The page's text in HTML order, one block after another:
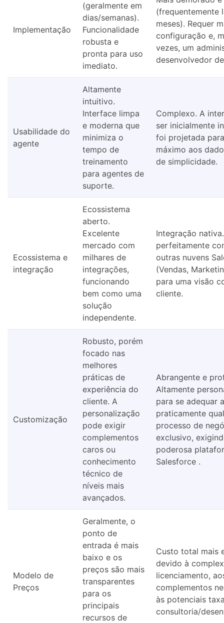
Implementação
(geralmente em
dias/semanas).
Funcionalidade
robusta e
pronta para uso
imediato.
(frequentemente
meses). Requer
configuração e,
vezes, um
desenvolvedor
Usabilidade do
agente
Altamente
intuitivo.
Interface limpa
e moderna que
minimiza o
tempo de
treinamento
para agentes de
suporte.
Complexo. A
ser inicialmente
foi projetada
máximo aos
de simplicidade.
Ecossistema e
integração
Ecossistema
aberto.
Excelente
mercado com
milhares de
integrações,
funcionando
bem como uma
solução
independente.
Integração
perfeitamente
outras nuvens
(Vendas,
para uma visão
cliente.
Customização
Robusto, porém
focado nas
melhores
práticas de
experiência do
cliente. A
personalização
pode exigir
complementos
caros ou
conhecimento
técnico de
níveis mais
avançados.
Abrangente e
Altamente
para se adequar
praticamente
processo de
exclusivo,
poderosa
Salesforce .
Modelo de
Preços
Geralmente, o
ponto de
entrada é mais
baixo e os
preços são mais
transparentes
para os
principais
recursos de
Custo total mais
devido à
licenciamento,
complementos
às potenciais
consultoria/